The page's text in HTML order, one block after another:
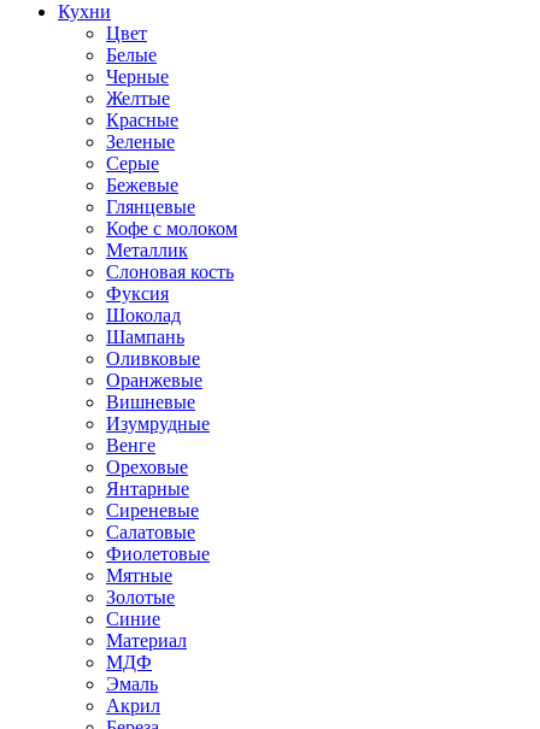
Кухни
Цвет
Белые
Черные
Желтые
Красные
Зеленые
Серые
Бежевые
Глянцевые
Кофе с молоком
Металлик
Слоновая кость
Фуксия
Шоколад
Шампань
Оливковые
Оранжевые
Вишневые
Изумрудные
Венге
Ореховые
Янтарные
Сиреневые
Салатовые
Фиолетовые
Мятные
Золотые
Синие
Материал
МДФ
Эмаль
Акрил